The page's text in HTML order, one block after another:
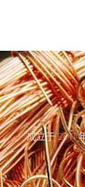
成立于 2011